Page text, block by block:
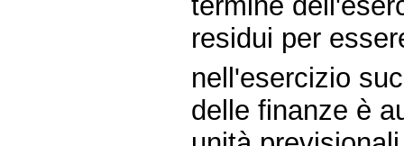
residui per
nell'esercizio
delle finanze è